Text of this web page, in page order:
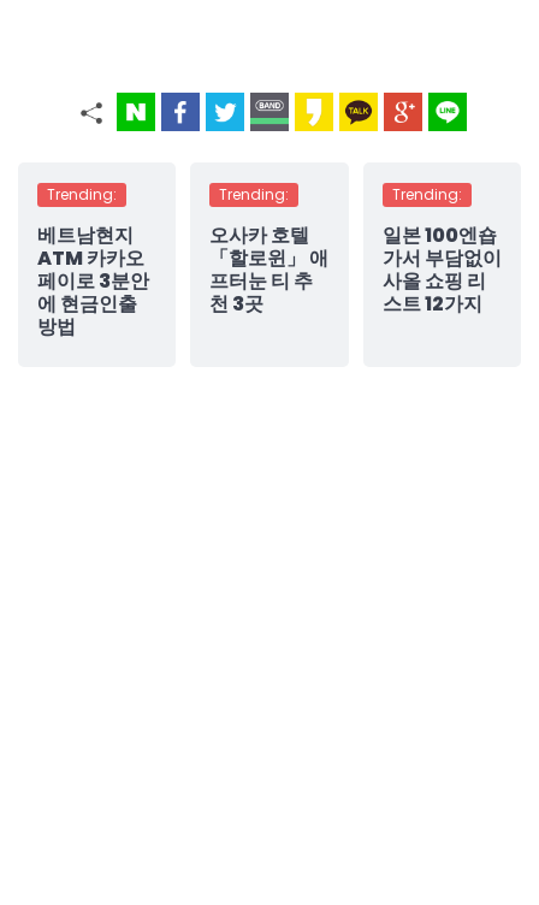
Trending:
베트남현지
ATM 카카오
페이로 3분안
에 현금인출
방법
Trending:
오사카 호텔
「할로윈」 애
프터눈 티 추
천 3곳
Trending:
일본 100엔숍
가서 부담없이
사올 쇼핑 리
스트 12가지